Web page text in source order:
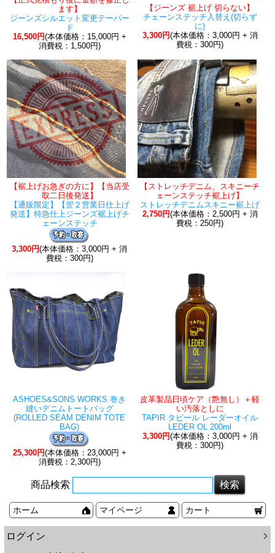
ます】
ジーンズシルエット変更テーパー
ド
16,500円(本体価格：15,000円 +
消費税：1,500円)
【ジーンズ 裾上げ 切らない】
チェーンステッチ入替え(切らず
に)
3,300円(本体価格：3,000円 + 消
費税：300円)
【裾上げお急ぎの方に】【当店受
取二日後発送】
【通販限定】【翌２営業日仕上げ
発送】特急仕上ジーンズ裾上げチ
ェーンステッチ
3,300円(本体価格：3,000円 + 消
費税：300円)
【ストレッチデニム、スキニーチ
ェーンステッチ裾上げ】
ストレッチデニムスキニー裾上げ
2,750円(本体価格：2,500円 + 消
費税：250円)
ASHOES&SONS WORKS 巻き
縫いデニムトートバッグ
(ROLLED SEAM DENIM TOTE
BAG)
25,300円(本体価格：23,000円 +
消費税：2,300円)
皮革製品日頃ケア（艶無し）＋軽
い汚落としに
TAPIR タピール レーダーオイル
LEDER OL 200ml
3,300円(本体価格：3,000円 + 消
費税：300円)
商品検索
ホーム マイページ カート
ログイン